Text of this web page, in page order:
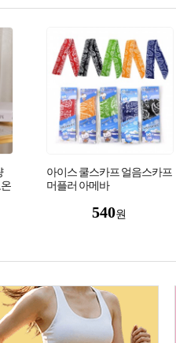
아이스 쿨스카프 얼음스카프
머플러 아메바
540원